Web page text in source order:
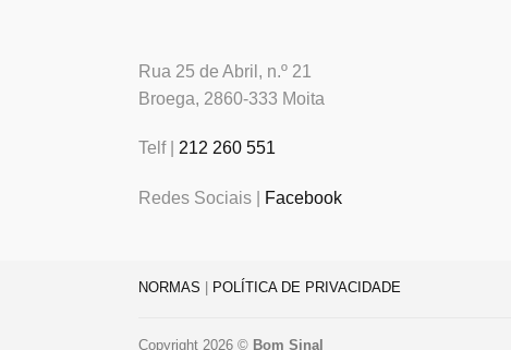
Rua 25 de Abril, n.º 21
Broega, 2860-333 Moita
Telf | 212 260 551
Redes Sociais | Facebook
NORMAS POLÍTICA DE PRIVACIDADE
Copyright 2026 © Bom Sinal